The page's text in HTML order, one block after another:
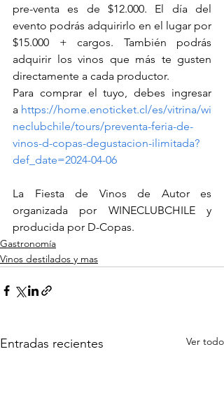
pre-venta es de $12.000. El día del
evento podrás adquirirlo en el lugar por
$15.000 + cargos. También podrás
adquirir los vinos que más te gusten
directamente a cada productor.
Para comprar el tuyo, debes ingresar
a https://home.enoticket.cl/es/vitrina/wi
neclubchile/tours/preventa-feria-de-
vinos-d-copas-degustacion-ilimitada?
def_date=2024-04-06
La Fiesta de Vinos de Autor es
organizada por WINECLUBCHILE y
producida por D-Copas.
Gastronomía
Vinos destilados y mas
Entradas recientes Ver todo